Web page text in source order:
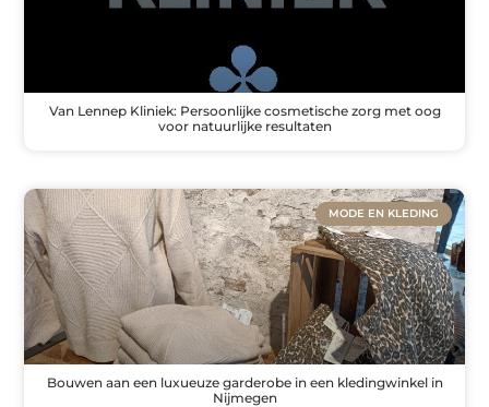
Van Lennep Kliniek: Persoonlijke cosmetische zorg met oog
voor natuurlijke resultaten
MODE EN KLEDING
Bouwen aan een luxueuze garderobe in een kledingwinkel in
Nijmegen